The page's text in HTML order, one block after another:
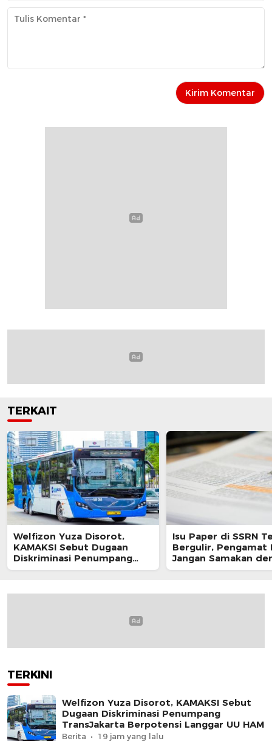
TERKAIT
Welfizon Yuza Disorot,
KAMAKSI Sebut Dugaan
Diskriminasi Penumpang
TransJakarta Berpotensi
Isu Paper di SSRN
Bergulir, Pengamat
Jangan Samakan
Sikap Resmi
TERKINI
Welfizon Yuza Disorot, KAMAKSI Sebut
Dugaan Diskriminasi Penumpang
TransJakarta Berpotensi Langgar UU HAM
Berita 19 jam yang lalu